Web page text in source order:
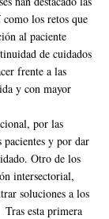
los retos que
al paciente
de cuidados
frente a las
y con mayor
por las
pacientes y por dar
Otro de los
intersectorial,
soluciones a los
esta primera